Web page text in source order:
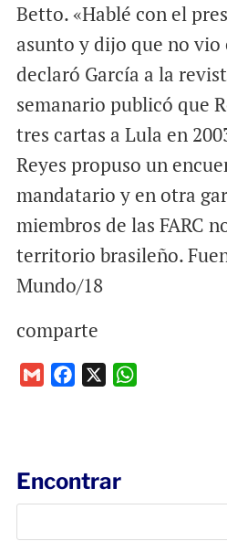
Betto. «Hablé con el
asunto y dijo que no vio
declaró García a la
semanario publicó que
tres cartas a Lula en
Reyes propuso un
mandatario y en otra
miembros de las FARC
territorio brasileño.
Mundo/18
comparte
o
k
p
Encontrar